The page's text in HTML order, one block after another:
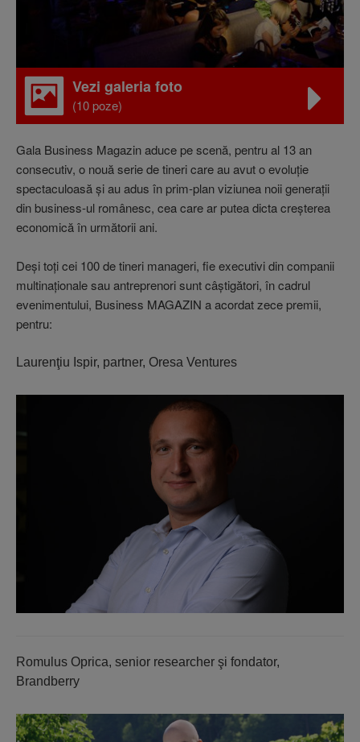
Vezi galeria foto
(10 poze)
Gala Business Magazin aduce pe scenă, pentru al 13 an
consecutiv, o nouă serie de tineri care au avut o evoluţie
spectaculoasă şi au adus în prim-plan viziunea noii generaţii
din business-ul românesc, cea care ar putea dicta creşterea
economică în următorii ani.
Deşi toţi cei 100 de tineri manageri, fie executivi din companii
multinaţionale sau antreprenori sunt câştigători, în cadrul
evenimentului, Business MAGAZIN a acordat zece premii,
pentru:
Laurenţiu Ispir, partner, Oresa Ventures
Romulus Oprica, senior researcher şi fondator,
Brandberry